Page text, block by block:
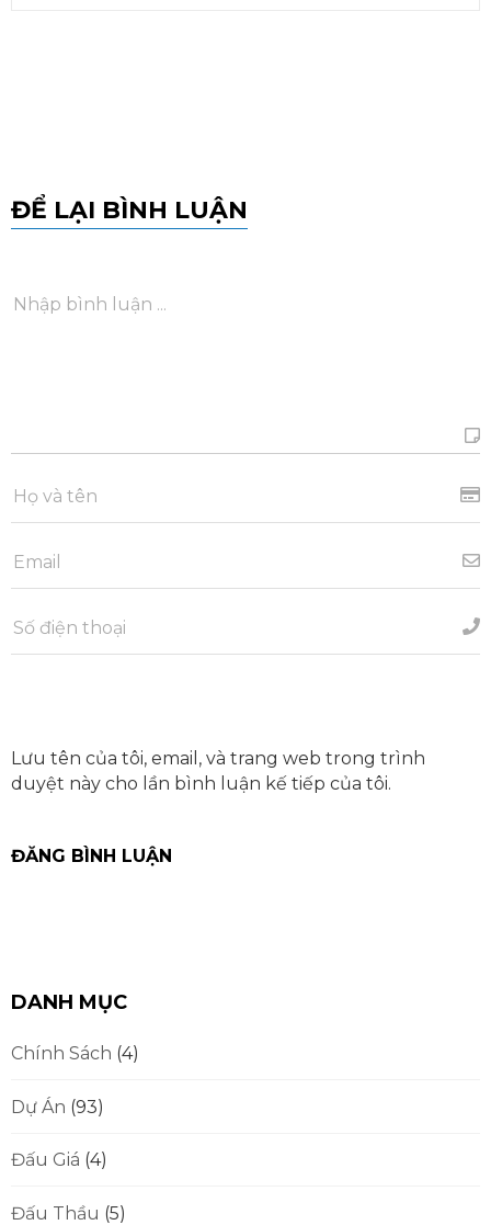
ĐỂ LẠI BÌNH LUẬN
Lưu tên của tôi, email, và trang web trong trình
duyệt này cho lần bình luận kế tiếp của tôi.
DANH MỤC
Chính Sách (4)
Dự Án (93)
Đấu Giá (4)
Đấu Thầu (5)